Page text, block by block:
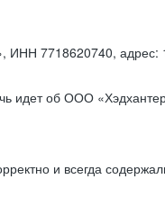
7718620740, адрес:
идет об ООО
и всегда